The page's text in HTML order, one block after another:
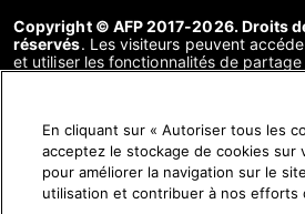
Copyright © AFP 2017-2026. Droits
réservés. Les visiteurs peuvent
et utiliser les fonctionnalités de
communication au public, distribution
soit, sans licence spécifique signée
éléments analysés dans le cadre de
présentés ou font l’objet de liens dans
bonne compréhension de la vérification
concernée. L’AFP ne détient pas de
En cliquant sur « Autoriser tous les
acceptez le stockage de cookies sur
pour améliorer la navigation sur le
utilisation et contribuer à nos efforts